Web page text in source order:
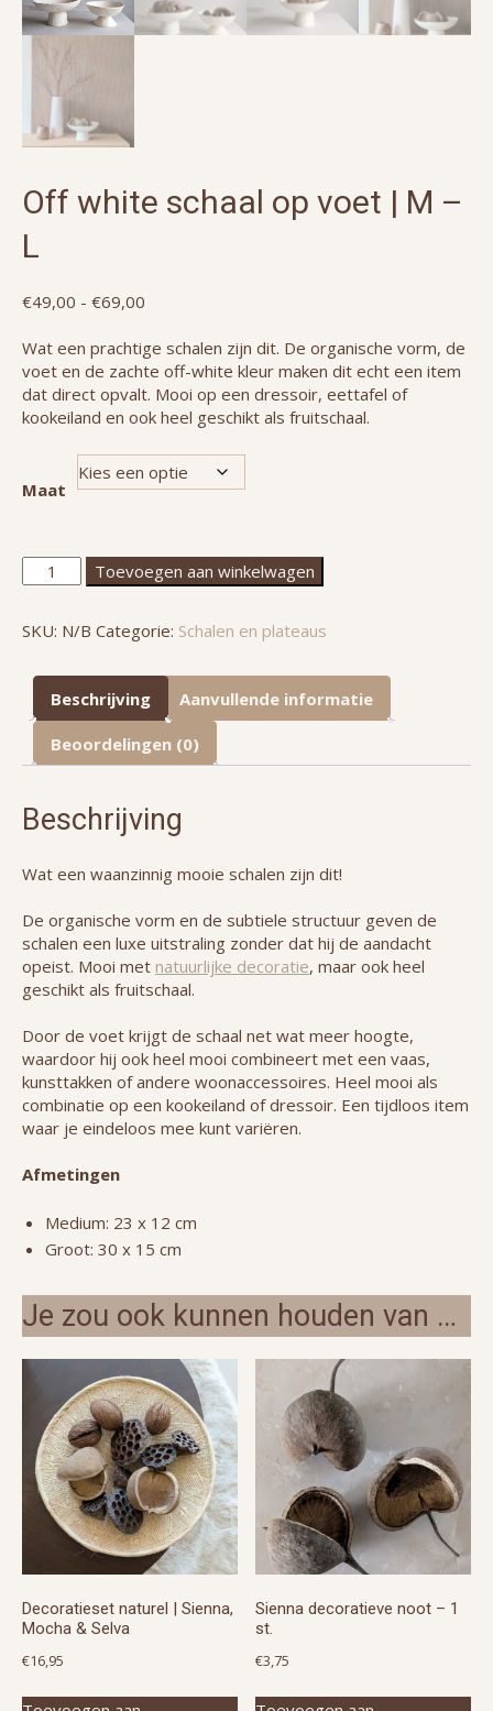
Off white schaal op voet | M –
L
€49,00 - €69,00
tot
€69,00
Wat een prachtige schalen zijn dit. De organische vorm, de
voet en de zachte off-white kleur maken dit echt een item
dat direct opvalt. Mooi op een dressoir, eettafel of
kookeiland en ook heel geschikt als fruitschaal.
Maat
white
op
Toevoegen aan winkelwagen
SKU: N/B Categorie: Schalen en plateaus
Beschrijving Aanvullende informatie
Beoordelingen (0)
Beschrijving
Wat een waanzinnig mooie schalen zijn dit!
De organische vorm en de subtiele structuur geven de
schalen een luxe uitstraling zonder dat hij de aandacht
opeist. Mooi met natuurlijke decoratie, maar ook heel
geschikt als fruitschaal.
Door de voet krijgt de schaal net wat meer hoogte,
waardoor hij ook heel mooi combineert met een vaas,
kunsttakken of andere woonaccessoires. Heel mooi als
combinatie op een kookeiland of dressoir. Een tijdloos item
waar je eindeloos mee kunt variëren.
Afmetingen
Medium: 23 x 12 cm
Groot: 30 x 15 cm
Je zou ook kunnen houden van …
Decoratieset naturel | Sienna,
Mocha & Selva
€16,95
Sienna decoratieve noot – 1
st.
€3,75